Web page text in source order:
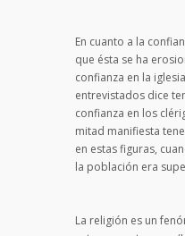
En cuanto a la
que ésta se ha
confianza en la
entrevistados dice
confianza en los
mitad manifiesta
en estas figuras,
la población era
La religión es un